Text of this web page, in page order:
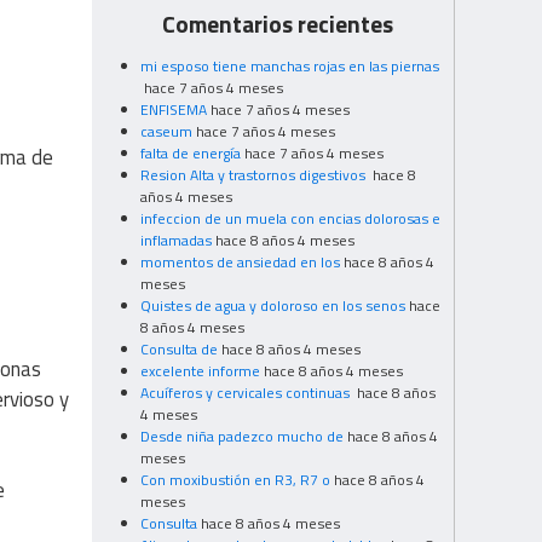
de
y
Comentarios recientes
mi esposo tiene manchas rojas en las piernas
hace 7 años 4 meses
ENFISEMA hace 7 años 4 meses
caseum hace 7 años 4 meses
falta de energía hace 7 años 4 meses
Resion Alta y trastornos digestivos hace 8
años 4 meses
infeccion de un muela con encias dolorosas e
inflamadas hace 8 años 4 meses
momentos de ansiedad en los hace 8 años 4
meses
Quistes de agua y doloroso en los senos hace
8 años 4 meses
Consulta de hace 8 años 4 meses
excelente informe hace 8 años 4 meses
Acuíferos y cervicales continuas hace 8 años
4 meses
Desde niña padezco mucho de hace 8 años 4
meses
Con moxibustión en R3, R7 o hace 8 años 4
meses
Consulta hace 8 años 4 meses